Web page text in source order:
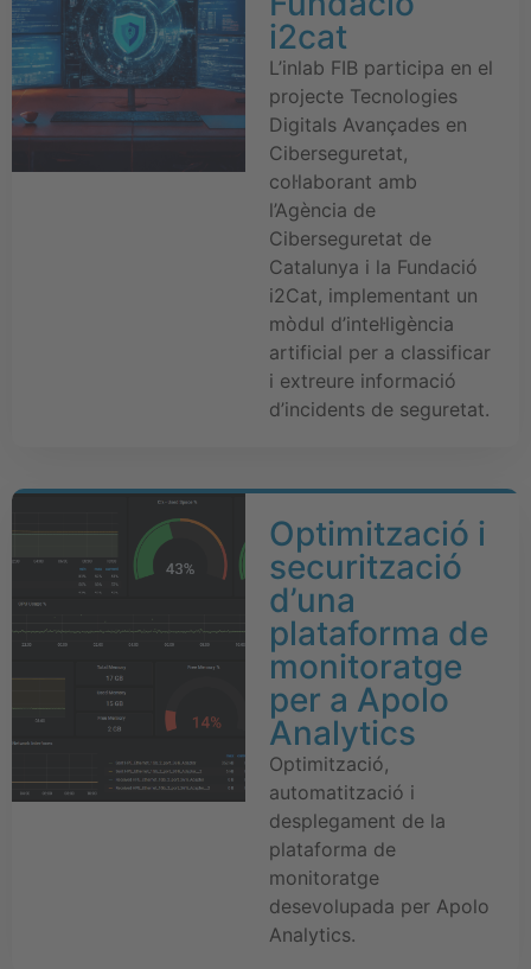
i2cat
L’inlab FIB participa en el
projecte Tecnologies
Digitals Avançades en
Ciberseguretat,
col·laborant amb
l’Agència de
Ciberseguretat de
Catalunya i la Fundació
i2Cat, implementant un
mòdul d’intel·ligència
artificial per a classificar
i extreure informació
d’incidents de seguretat.
Optimització i
securització
d’una
plataforma de
monitoratge
per a Apolo
Analytics
Optimització,
automatització i
desplegament de la
plataforma de
monitoratge
desevolupada per Apolo
Analytics.